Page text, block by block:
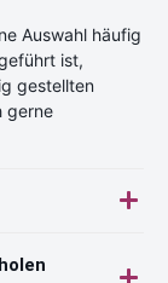
Auswahl häufig
ist,
gestellten
gerne